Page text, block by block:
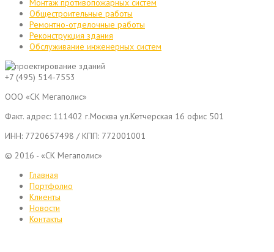
Монтаж противопожарных систем
Общестроительные работы
Ремонтно-отделочные работы
Реконструкция здания
Обслуживание инженерных систем
+7 (495) 514-7553
ООО «СК Мегаполис»
Факт. адрес: 111402 г.Москва ул.Кетчерская 16 офис 501
ИНН: 7720657498 / КПП: 772001001
© 2016 - «СК Мегаполис»
Главная
Портфолио
Клиенты
Новости
Контакты